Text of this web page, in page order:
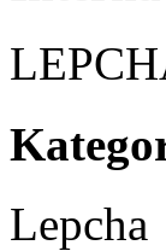
Lepcha